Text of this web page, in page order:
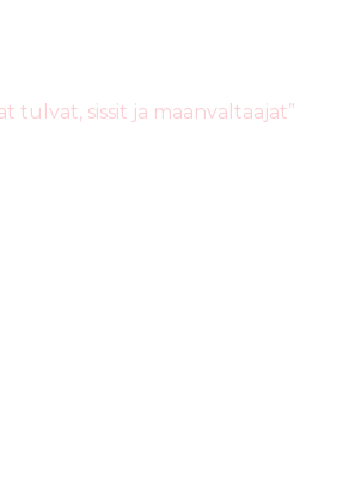
tulvat, sissit ja maanvaltaajat”